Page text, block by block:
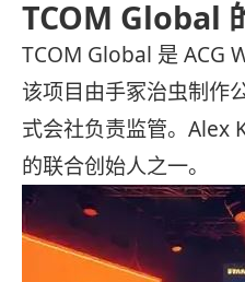
TCOM Global
TCOM Global 是 ACG
该项目由手冢治虫制作
式会社负责监管。Alex
的联合创始人之一。